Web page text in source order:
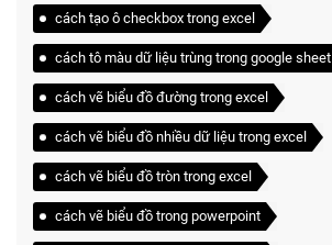
cách tạo ô checkbox trong excel
cách tô màu dữ liệu trùng trong google sheet
cách vẽ biểu đồ đường trong excel
cách vẽ biểu đồ nhiều dữ liệu trong excel
cách vẽ biểu đồ tròn trong excel
cách vẽ biểu đồ trong powerpoint